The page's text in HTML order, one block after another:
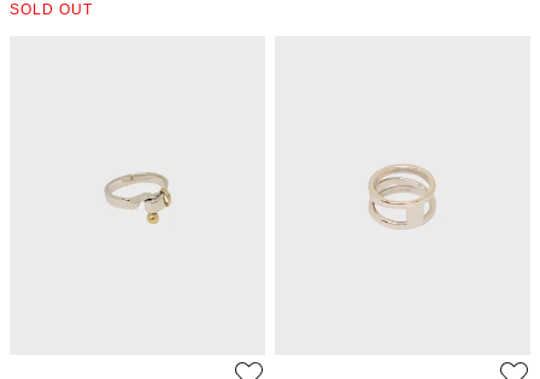
SOLD OUT